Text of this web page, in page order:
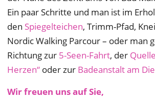
Ein paar Schritte und man ist im
den Spiegelteichen, Trimm-Pfad,
Nordic Walking Parcour – oder man
Richtung zur 5-Seen-Fahrt, der
Herzen“ oder zur Badeanstalt am
Wir freuen uns auf Sie,